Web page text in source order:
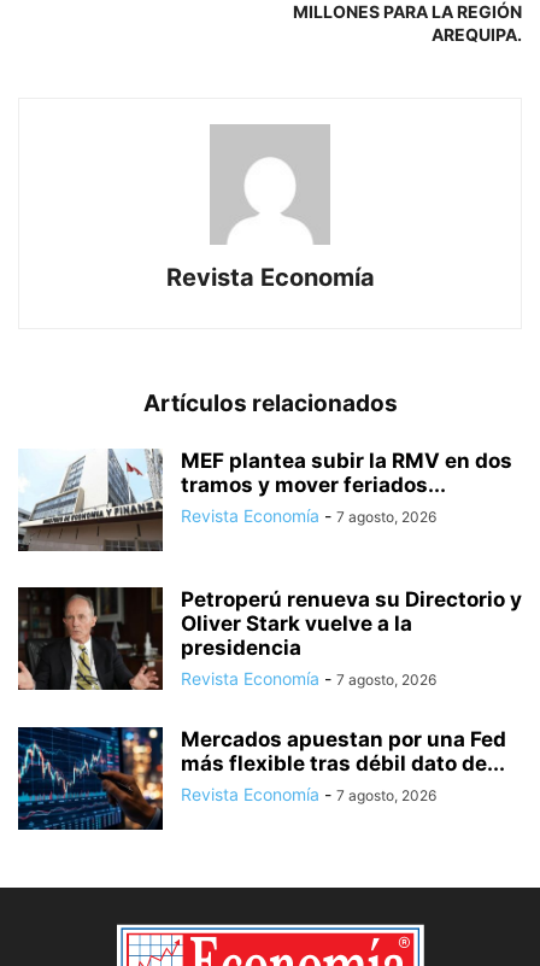
MILLONES PARA LA REGIÓN
AREQUIPA.
Revista Economía
Artículos relacionados
MEF plantea subir la RMV en dos
tramos y mover feriados...
Revista Economía - 7 agosto, 2026
Petroperú renueva su Directorio y
Oliver Stark vuelve a la
presidencia
Revista Economía - 7 agosto, 2026
Mercados apuestan por una Fed
más flexible tras débil dato de...
Revista Economía - 7 agosto, 2026